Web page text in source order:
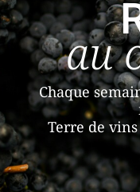
au
Chaque
Terre de